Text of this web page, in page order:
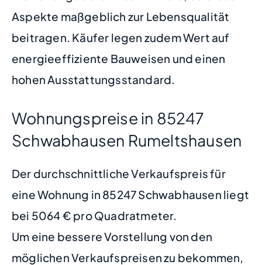
Aspekte maßgeblich zur Lebensqualität
beitragen. Käufer legen zudem Wert auf
energieeffiziente Bauweisen und einen
hohen Ausstattungsstandard.
Wohnungspreise in 85247
Schwabhausen Rumeltshausen
Der durchschnittliche Verkaufspreis für
eine Wohnung in 85247 Schwabhausen liegt
bei 5064 € pro Quadratmeter.
Um eine bessere Vorstellung von den
möglichen Verkaufspreisen zu bekommen,